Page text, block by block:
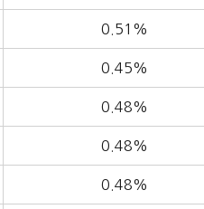
0.51%
0.45%
0.48%
0.48%
0.48%